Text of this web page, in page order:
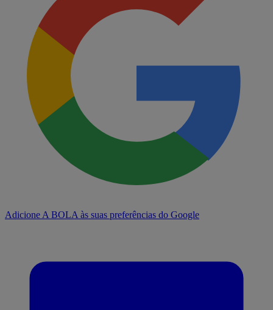
Adicione A BOLA às suas preferências do Google